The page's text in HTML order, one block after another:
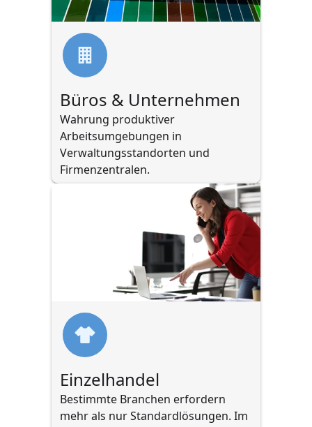
Büros & Unternehmen
Wahrung produktiver
Arbeitsumgebungen in
Verwaltungsstandorten und
Firmenzentralen.
Einzelhandel
Bestimmte Branchen erfordern
mehr als nur Standardlösungen. Im